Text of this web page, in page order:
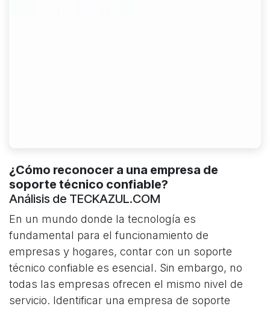
¿Cómo reconocer a una empresa de
soporte técnico confiable?
Análisis de TECKAZUL.COM
En un mundo donde la tecnología es
fundamental para el funcionamiento de
empresas y hogares, contar con un soporte
técnico confiable es esencial. Sin embargo, no
todas las empresas ofrecen el mismo nivel de
servicio. Identificar una empresa de soporte